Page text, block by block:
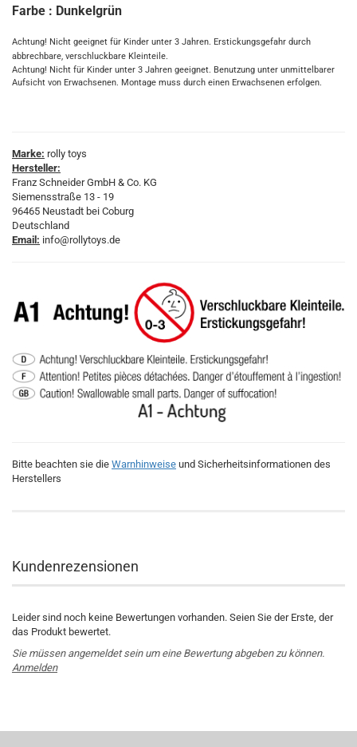
Farbe : Dunkelgrün
Achtung! Nicht geeignet für Kinder unter 3 Jahren. Erstickungsgefahr durch
abbrechbare, verschluckbare Kleinteile.
Achtung! Nicht für Kinder unter 3 Jahren geeignet. Benutzung unter unmittelbarer
Aufsicht von Erwachsenen. Montage muss durch einen Erwachsenen erfolgen.
Marke: rolly toys
Hersteller:
Franz Schneider GmbH & Co. KG
Siemensstraße 13 - 19
96465 Neustadt bei Coburg
Deutschland
Email: info@rollytoys.de
Bitte beachten sie die Warnhinweise und Sicherheitsinformationen des
Herstellers
Kundenrezensionen
Leider sind noch keine Bewertungen vorhanden. Seien Sie der Erste, der
das Produkt bewertet.
Sie müssen angemeldet sein um eine Bewertung abgeben zu können.
Anmelden